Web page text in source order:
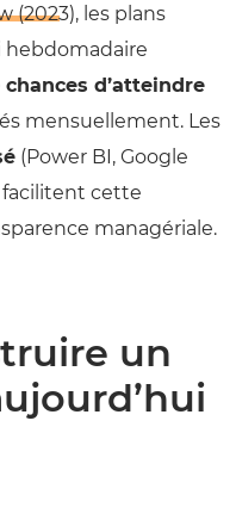
(2023), les plans
hebdomadaire
d’atteindre
mensuellement. Les
(Power BI, Google
facilitent cette
managériale.
un